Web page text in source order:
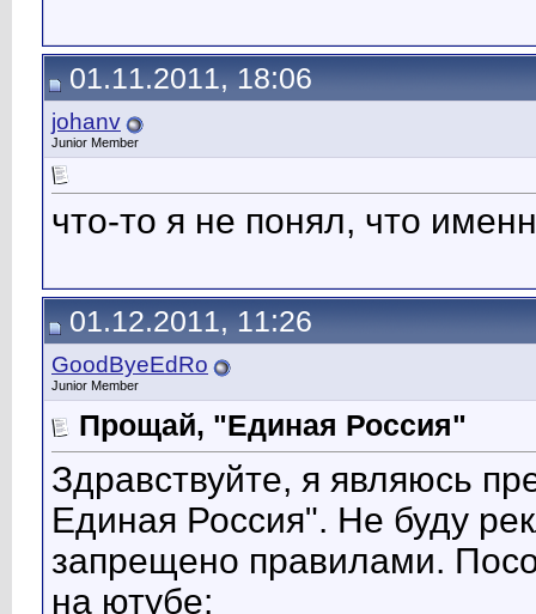
01.11.2011, 18:06
johanv
Junior Member
что-то я не понял, что
01.12.2011, 11:26
GoodByeEdRo
Junior Member
Прощай, "Единая Россия"
Здравствуйте, я являюсь
Единая Россия". Не буду
запрещено правилами.
на ютубе: